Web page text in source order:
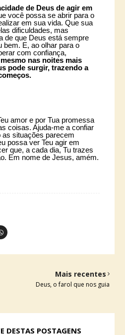
de Deus de agir em
você possa se abrir para o
em sua vida. Que sua
dificuldades, mas
de que Deus está sempre
bem. E, ao olhar para o
com confiança,
mesmo nas noites mais
pode surgir, trazendo a
amor e por Tua promessa
coisas. Ajuda-me a confiar
situações parecem
possa ver Teu agir em
que, a cada dia, Tu trazes
Em nome de Jesus, amém.
Mais recentes
Deus, o farol que nos guia
DESTAS POSTAGENS